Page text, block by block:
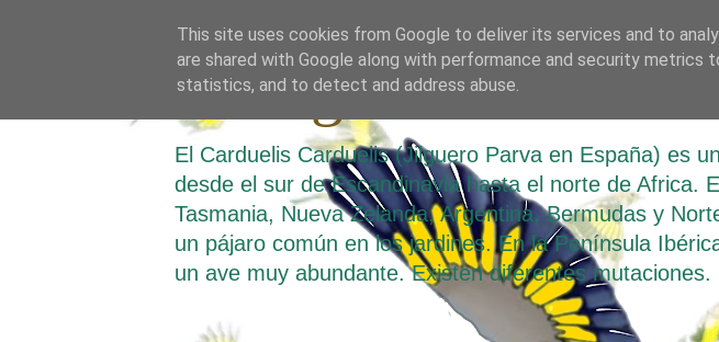
El Jilguero Parva
El Carduelis Carduelis (Jilguero Parva en España) es
desde el sur de Escandinavia hasta el norte de Africa.
Tasmania, Nueva Zelanda, Argentina, Bermudas y
un pájaro común en los jardines. En la Península
un ave muy abundante. Existen diferentes mutaciones.
This site uses cookies from Google to deliver its services and to
are shared with Google along with performance and security metrics
statistics, and to detect and address abuse.